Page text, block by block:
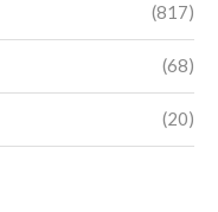
(817)
(68)
(20)